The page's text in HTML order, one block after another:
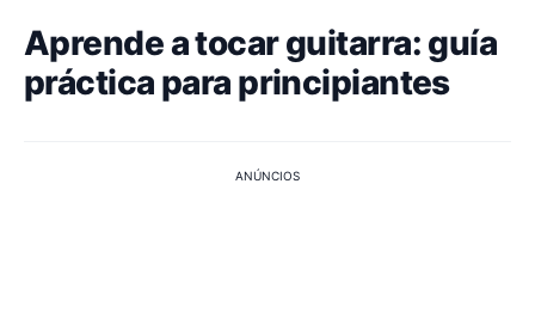
Aprende a tocar guitarra: guía
práctica para principiantes
ANÚNCIOS